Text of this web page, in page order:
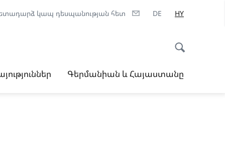
կապ դեսպանության հետ DE HY
Գերմանիան և Հայաստանը